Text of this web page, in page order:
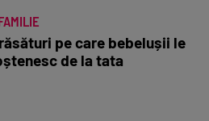
pe care bebelușii le
de la tata